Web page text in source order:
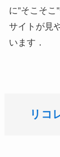
に”そこそこ
サイトが見
います．
リコ